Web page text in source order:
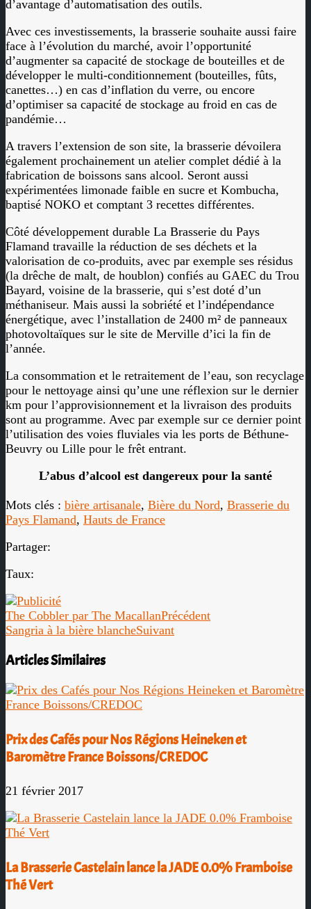
d’avantage d’automatisation des outils.
Avec ces investissements, la brasserie souhaite aussi faire
face à l’évolution du marché, avoir l’opportunité
d’augmenter sa capacité de stockage de bouteilles et de
développer le multi-conditionnement (bouteilles, fûts,
canettes…) en cas d’inflation du verre, ou encore
d’optimiser sa capacité de stockage au froid en cas de
pandémie…
A travers l’extension de son site, la brasserie dévoilera
également prochainement un atelier complet dédié à la
fabrication de boissons sans alcool. Seront aussi
expérimentées limonade faible en sucre et Kombucha,
baptisé NOKO et comptant 3 recettes différentes.
Côté développement durable La Brasserie du Pays
Flamand travaille la réduction de ses déchets et la
valorisation de co-produits, avec par exemple ses résidus
(la drêche de malt, de houblon) confiés au GAEC du Trou
Bayard, voisine de la brasserie, qui s’est doté d’un
méthaniseur. Mais aussi la sobriété et l’indépendance
énergétique, avec l’installation de 2400 m² de panneaux
photovoltaïques sur le site de Merville d’ici la fin de
l’année.
La consommation et le retraitement de l’eau, son recyclage
pour le nettoyage ainsi qu’une une réflexion sur le dernier
km pour l’approvisionnement et la livraison des produits
sont au programme. Avec par exemple sur ce dernier point
l’utilisation des voies fluviales via les ports de Béthune-
Beuvry ou Lille pour le frêt entrant.
L’abus d’alcool est dangereux pour la santé
Mots clés : bière artisanale, Bière du Nord, Brasserie du
Pays Flamand, Hauts de France
Partager:
Taux:
The Cobbler par The MacallanPrécédent
Sangria à la bière blancheSuivant
Articles Similaires
Prix des Cafés pour Nos Régions Heineken et
Baromètre France Boissons/CREDOC
21 février 2017
La Brasserie Castelain lance la JADE 0.0% Framboise
Thé Vert